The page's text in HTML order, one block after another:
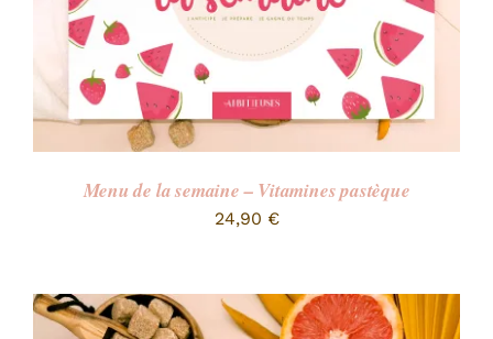
Menu de la semaine – Vitamines pastèque
24,90 €